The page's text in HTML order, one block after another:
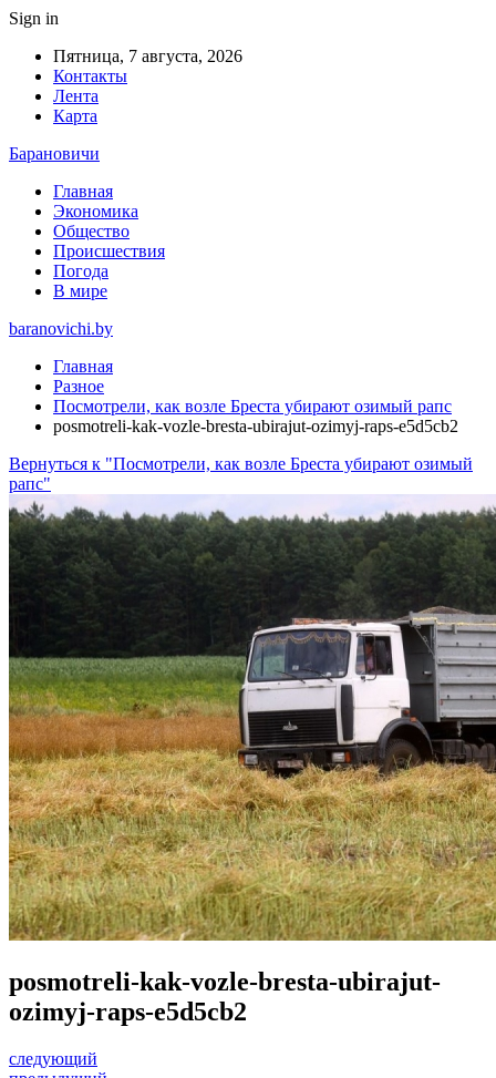
Sign in
Пятница, 7 августа, 2026
Контакты
Лента
Карта
Барановичи
Главная
Экономика
Общество
Происшествия
Погода
В мире
baranovichi.by
Главная
Разное
Посмотрели, как возле Бреста убирают озимый рапс
posmotreli-kak-vozle-bresta-ubirajut-ozimyj-raps-e5d5cb2
Вернуться к "Посмотрели, как возле Бреста убирают озимый
рапс"
posmotreli-kak-vozle-bresta-ubirajut-
ozimyj-raps-e5d5cb2
следующий